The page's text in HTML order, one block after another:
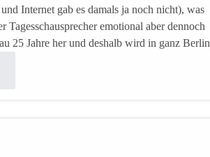
Internet gab es damals ja noch nicht), was
emotional aber dennoch
25 Jahre her und deshalb wird in ganz Berlin